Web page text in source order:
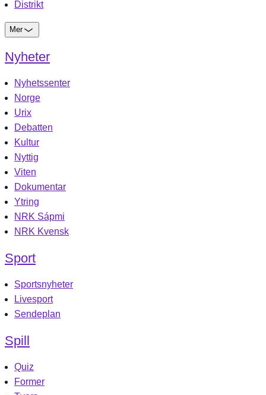
Distrikt
Mer
Nyheter
Nyhetssenter
Norge
Urix
Debatten
Kultur
Nyttig
Viten
Dokumentar
Ytring
NRK Sápmi
NRK Kvensk
Sport
Sportsnyheter
Livesport
Sendeplan
Spill
Quiz
Former